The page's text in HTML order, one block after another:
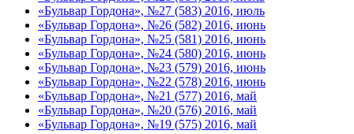
«Бульвар Гордона», №27 (583) 2016, июль
«Бульвар Гордона», №26 (582) 2016, июнь
«Бульвар Гордона», №25 (581) 2016, июнь
«Бульвар Гордона», №24 (580) 2016, июнь
«Бульвар Гордона», №23 (579) 2016, июнь
«Бульвар Гордона», №22 (578) 2016, июнь
«Бульвар Гордона», №21 (577) 2016, май
«Бульвар Гордона», №20 (576) 2016, май
«Бульвар Гордона», №19 (575) 2016, май